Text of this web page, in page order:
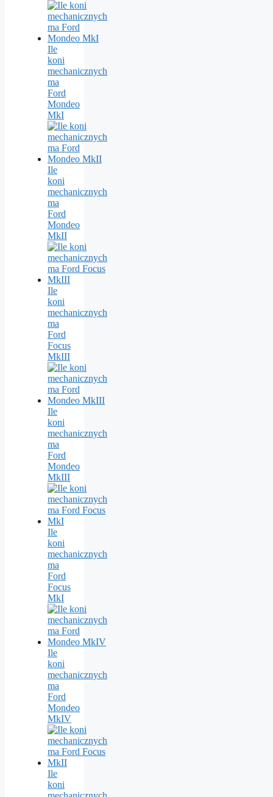
Ile
koni
mechanicznych
ma
Ford
Mondeo
MkI
Ile
koni
mechanicznych
ma
Ford
Mondeo
MkII
Ile
koni
mechanicznych
ma
Ford
Focus
MkIII
Ile
koni
mechanicznych
ma
Ford
Mondeo
MkIII
Ile
koni
mechanicznych
ma
Ford
Focus
MkI
Ile
koni
mechanicznych
ma
Ford
Mondeo
MkIV
Ile
koni